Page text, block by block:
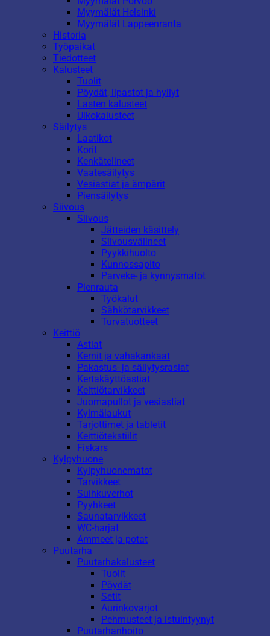
Myymälät Helsinki
Myymälät Lappeenranta
Historia
Työpaikat
Tiedotteet
Kalusteet
Tuolit
Pöydät, lipastot ja hyllyt
Lasten kalusteet
Ulkokalusteet
Säilytys
Laatikot
Korit
Kenkätelineet
Vaatesäilytys
Vesiastiat ja ämpärit
Piensäilytys
Siivous
Siivous
Jätteiden käsittely
Siivousvälineet
Pyykkihuolto
Kunnossapito
Parveke- ja kynnysmatot
Pienrauta
Työkalut
Sähkötarvikkeet
Turvatuotteet
Keittiö
Astiat
Kernit ja vahakankaat
Pakastus- ja säilytysrasiat
Kertakäyttöastiat
Keittiötarvikkeet
Juomapullot ja vesiastiat
Kylmälaukut
Tarjottimet ja tabletit
Keittiötekstiilit
Fiskars
Kylpyhuone
Kylpyhuonematot
Tarvikkeet
Suihkuverhot
Pyyhkeet
Saunatarvikkeet
WC-harjat
Ammeet ja potat
Puutarha
Puutarhakalusteet
Tuolit
Pöydät
Setit
Aurinkovarjot
Pehmusteet ja istuintyynyt
Puutarhanhoito